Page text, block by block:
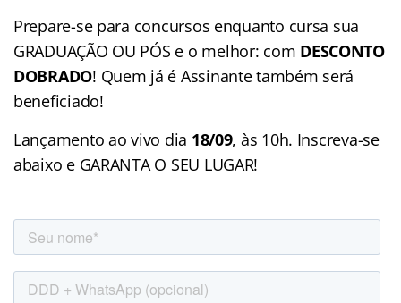
Prepare-se para concursos enquanto cursa sua
GRADUAÇÃO OU PÓS e o melhor: com DESCONTO
DOBRADO! Quem já é Assinante também será
beneficiado!
Lançamento ao vivo dia 18/09, às 10h. Inscreva-se
abaixo e GARANTA O SEU LUGAR!